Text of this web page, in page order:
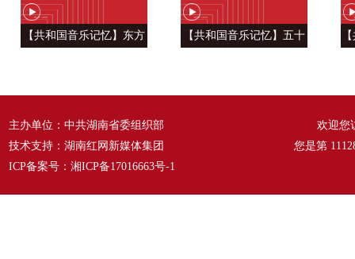
【共和国音乐记忆】东方
【共和国音乐记忆】五十
主办单位：中共湖南省委组织部
技术支持：湖南红网新媒体集团
ICP备案号： 湘ICP备17016663号-1
欢迎您
您是第